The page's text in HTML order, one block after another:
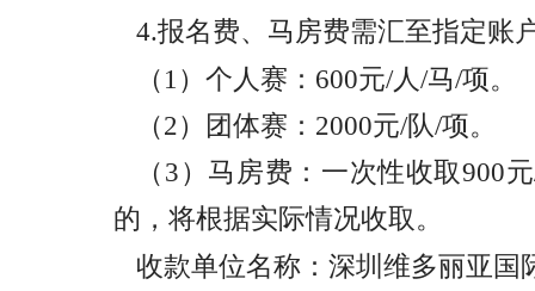
4.报名费、马房费需汇至指定账
（1）个人赛：600元/人/马/项。
（2）团体赛：2000元/队/项。
（3）马房费：一次性收取900
的，将根据实际情况收取。
收款单位名称：深圳维多丽亚国